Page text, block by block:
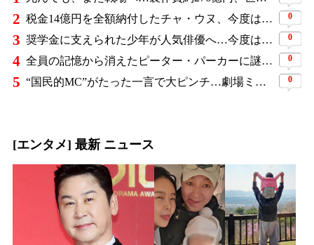
2 税金14億円を全額納付したチャ・ウヌ、今度は軍服姿で登場…鍛え上げた上半身に驚きの声 0
3 奨学金に支えられた少年が人気俳優へ…今度は子どもたちに総額5,000万円を寄付 0
4 全員の記憶から消えたピーター・パーカーに謎の敵と制御不能の新能力…『スパイダーマン：ブランド・ニュー・デイ』に期待爆発 0
5 “国民的MC”がたった一言で大ピンチ…劇場ミュージカルを巡る発言に批判続出、ついに長文で謝罪 0
[エンタメ] 最新 ニュース